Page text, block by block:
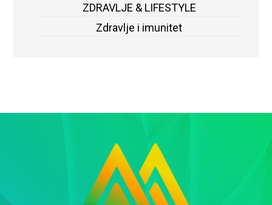
ZDRAVLJE & LIFESTYLE
Zdravlje i imunitet